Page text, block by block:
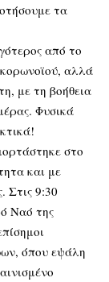
τα
από το
αλλά
με τη βοήθεια
Φυσικά
στο
και με
Στις 9:30
Ναό της
όπου εψάλη